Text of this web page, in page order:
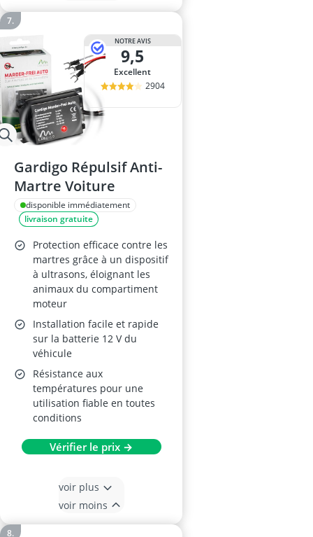
NOTRE AVIS
9,5
Excellent
2904
Gardigo Répulsif Anti-
Martre Voiture
disponible immédiatement
livraison gratuite
Protection efficace contre les
martres grâce à un dispositif
à ultrasons, éloignant les
animaux du compartiment
moteur
Installation facile et rapide
sur la batterie 12 V du
véhicule
Résistance aux
températures pour une
utilisation fiable en toutes
conditions
Vérifier le prix →
voir plus
voir moins